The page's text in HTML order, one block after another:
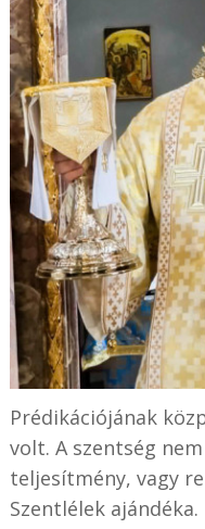
Prédikációjának
volt. A szentség
teljesítmény, vagy
Szentlélek ajándéka.